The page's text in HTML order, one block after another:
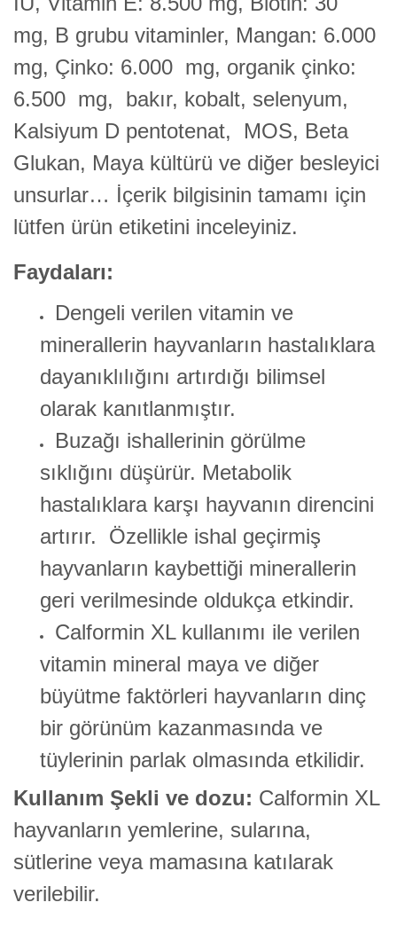
mg, B grubu vitaminler, Mangan: 6.000
mg, Çinko: 6.000 mg, organik çinko:
6.500 mg, bakır, kobalt, selenyum,
Kalsiyum D pentotenat, MOS, Beta
Glukan, Maya kültürü ve diğer besleyici
unsurlar… İçerik bilgisinin tamamı için
lütfen ürün etiketini inceleyiniz.
Faydaları:
Dengeli verilen vitamin ve
minerallerin hayvanların hastalıklara
dayanıklılığını artırdığı bilimsel
olarak kanıtlanmıştır.
Buzağı ishallerinin görülme
sıklığını düşürür. Metabolik
hastalıklara karşı hayvanın direncini
artırır. Özellikle ishal geçirmiş
hayvanların kaybettiği minerallerin
geri verilmesinde oldukça etkindir.
Calformin XL kullanımı ile verilen
vitamin mineral maya ve diğer
büyütme faktörleri hayvanların dinç
bir görünüm kazanmasında ve
tüylerinin parlak olmasında etkilidir.
Kullanım Şekli ve dozu: Calformin XL
hayvanların yemlerine, sularına,
sütlerine veya mamasına katılarak
verilebilir.